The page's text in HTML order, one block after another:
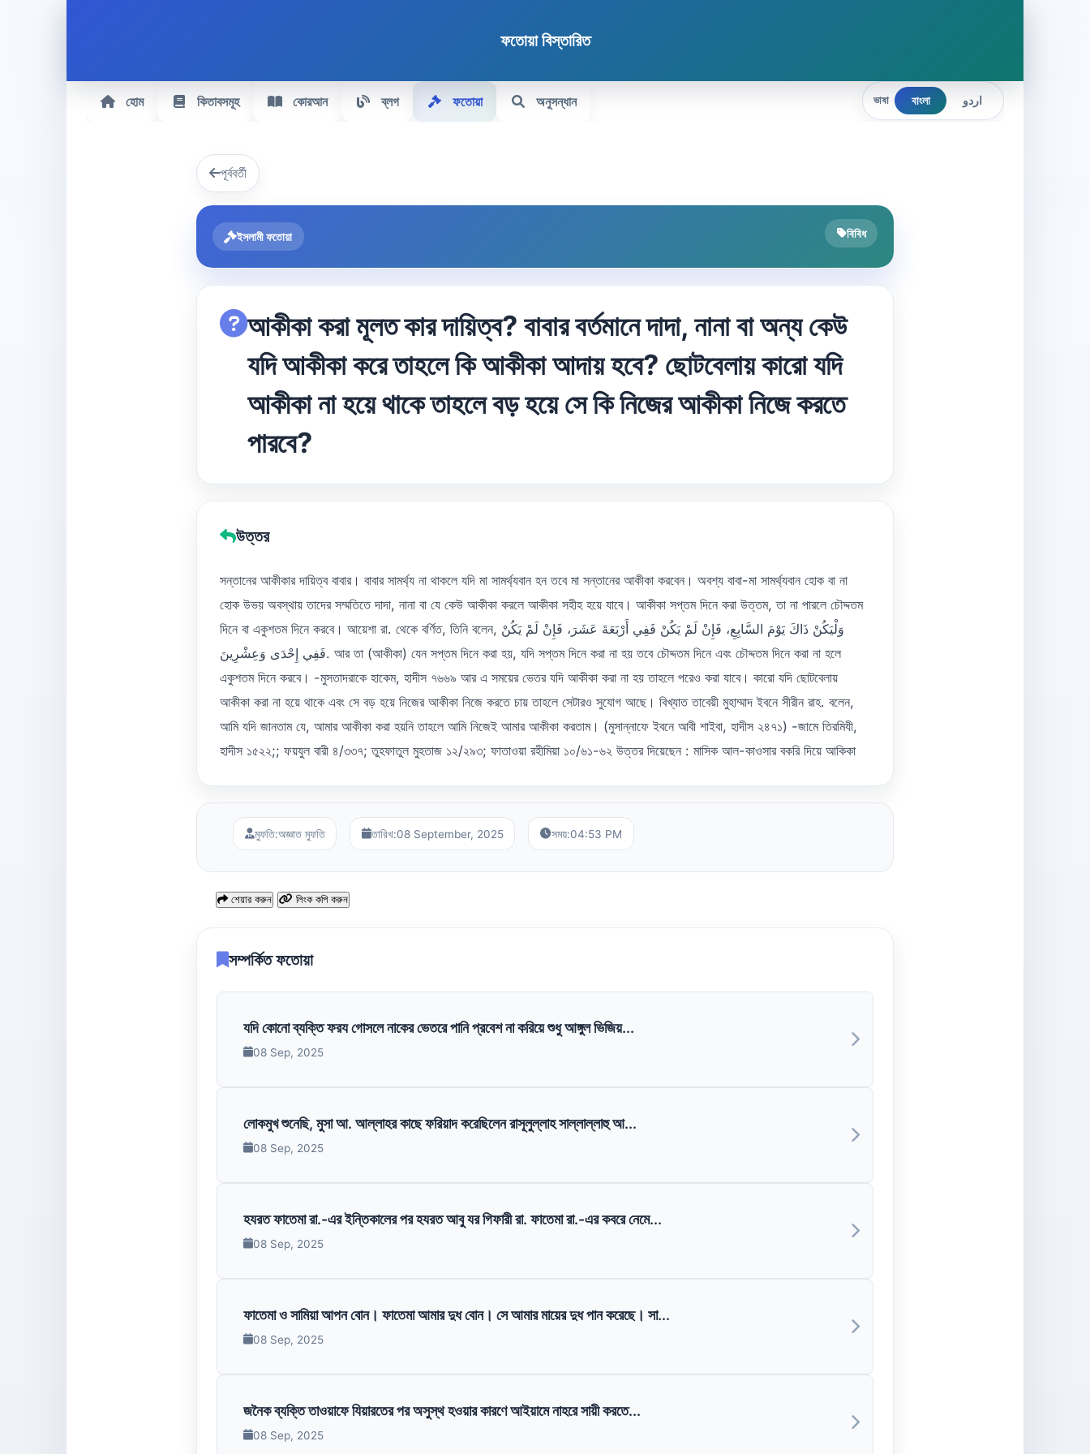
ফতোয়া বিস্তারিত
হোম কিতাবসমূহ কোরআন ব্লগ ফতোয়া অনুসন্ধান ভাষা বাংলা اردو
পূর্ববর্তী
ইসলামী ফতোয়া বিবিধ
আকীকা করা মূলত কার দায়িত্ব? বাবার বর্তমানে দাদা, নানা বা অন্য কেউ
যদি আকীকা করে তাহলে কি আকীকা আদায় হবে? ছোটবেলায় কারো যদি
আকীকা না হয়ে থাকে তাহলে বড় হয়ে সে কি নিজের আকীকা নিজে করতে
পারবে?
উত্তর
সন্তানের আকীকার দায়িত্ব বাবার। বাবার সামর্থ্য না থাকলে যদি মা সামর্থ্যবান হন তবে মা সন্তানের আকীকা করবেন। অবশ্য বাবা-মা সামর্থ্যবান হোক বা না
হোক উভয় অবস্থায় তাদের সম্মতিতে দাদা, নানা বা যে কেউ আকীকা করলে আকীকা সহীহ হয়ে যাবে। আকীকা সপ্তম দিনে করা উত্তম, তা না পারলে চৌদ্দতম
দিনে বা একুশতম দিনে করবে। আয়েশা রা. থেকে বর্ণিত, তিনি বলেন, وَلْيَكُنْ ذَاكَ يَوْمَ السَّابِعِ، فَإِنْ لَمْ يَكُنْ فَفِي أَرْبَعَةَ عَشَرَ، فَإِنْ لَمْ يَكُنْ
فَفِي إِحْدَى وَعِشْرِينَ. আর তা (আকীকা) যেন সপ্তম দিনে করা হয়, যদি সপ্তম দিনে করা না হয় তবে চৌদ্দতম দিনে এবং চৌদ্দতম দিনে করা না হলে
একুশতম দিনে করবে। -মুসতাদরাকে হাকেম, হাদীস ৭৬৬৯ আর এ সময়ের ভেতর যদি আকীকা করা না হয় তাহলে পরেও করা যাবে। কারো যদি ছোটবেলায়
আকীকা করা না হয়ে থাকে এবং সে বড় হয়ে নিজের আকীকা নিজে করতে চায় তাহলে সেটারও সুযোগ আছে। বিখ্যাত তাবেয়ী মুহাম্মাদ ইবনে সীরীন রাহ. বলেন,
আমি যদি জানতাম যে, আমার আকীকা করা হয়নি তাহলে আমি নিজেই আমার আকীকা করতাম। (মুসান্নাফে ইবনে আবী শাইবা, হাদীস ২৪৭১) -জামে তিরমিযী,
হাদীস ১৫২২;; ফয়যুল বারী ৪/৩৩৭; তুহফাতুল মুহতাজ ১২/২৯৩; ফাতাওয়া রহীমিয়া ১০/৬১-৬২ উত্তর দিয়েছেন : মাসিক আল-কাওসার বকরি দিয়ে আকিকা
মুফতি:অজ্ঞাত মুফতি তারিখ:08 September, 2025 সময়:04:53 PM
শেয়ার করুন লিংক কপি করুন
সম্পর্কিত ফতোয়া
যদি কোনো ব্যক্তি ফরয গোসলে নাকের ভেতরে পানি প্রবেশ না করিয়ে শুধু আঙ্গুল ভিজিয়...
08 Sep, 2025
লোকমুখ শুনেছি, মুসা আ. আল্লাহর কাছে ফরিয়াদ করেছিলেন রাসূলুল্লাহ সাল্লাল্লাহু আ...
08 Sep, 2025
হযরত ফাতেমা রা.-এর ইন্তিকালের পর হযরত আবু যর গিফারী রা. ফাতেমা রা.-এর কবরে নেমে...
08 Sep, 2025
ফাতেমা ও সামিয়া আপন বোন। ফাতেমা আমার দুধ বোন। সে আমার মায়ের দুধ পান করেছে। সা...
08 Sep, 2025
জনৈক ব্যক্তি তাওয়াফে যিয়ারতের পর অসুস্থ হওয়ার কারণে আইয়ামে নাহরে সায়ী করতে...
08 Sep, 2025